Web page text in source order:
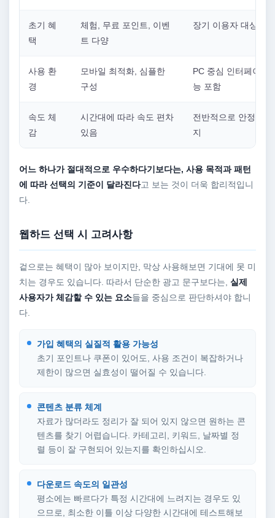
초기 혜
택
체험, 무료 포인트, 이벤
트 다양
장기 이용자 대상 혜
사용 환
경
모바일 최적화, 심플한
구성
PC 중심 인터페이스,
능 포함
속도 체
감
시간대에 따라 속도 편차
있음
전반적으로 안정적인
지
어느 하나가 절대적으로 우수하다기보다는, 사용 목적과 패턴
에 따라 선택의 기준이 달라진다고 보는 것이 더욱 합리적입니
다.
웹하드 선택 시 고려사항
겉으로는 혜택이 많아 보이지만, 막상 사용해보면 기대에 못 미
치는 경우도 있습니다. 따라서 단순한 광고 문구보다는, 실제
사용자가 체감할 수 있는 요소들을 중심으로 판단하셔야 합니
다.
가입 혜택의 실질적 활용 가능성
초기 포인트나 쿠폰이 있어도, 사용 조건이 복잡하거나
제한이 많으면 실효성이 떨어질 수 있습니다.
콘텐츠 분류 체계
자료가 많더라도 정리가 잘 되어 있지 않으면 원하는 콘
텐츠를 찾기 어렵습니다. 카테고리, 키워드, 날짜별 정
렬 등이 잘 구현되어 있는지를 확인하십시오.
다운로드 속도의 일관성
평소에는 빠르다가 특정 시간대에 느려지는 경우도 있
으므로, 최소한 이틀 이상 다양한 시간대에 테스트해보